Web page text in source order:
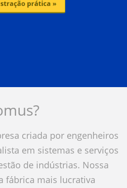
criada por engenheiros
em sistemas e serviços
de indústrias. Nossa
fábrica mais lucrativa